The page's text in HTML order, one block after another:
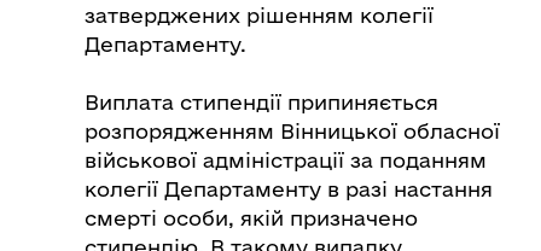
затверджених рішенням колегії
Департаменту.
Виплата стипендії припиняється
розпорядженням Вінницької обласної
військової адміністрації за поданням
колегії Департаменту в разі настання
смерті особи, якій призначено